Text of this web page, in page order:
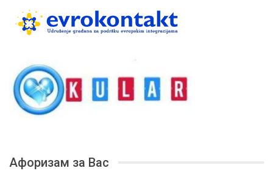
Афоризам за Вас